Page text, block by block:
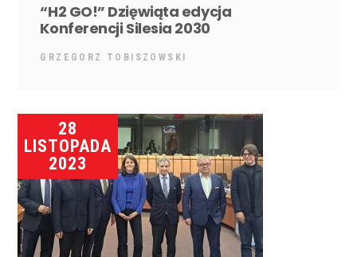
“H2 GO!” Dzięwiąta edycja
Konferencji Silesia 2030
GRZEGORZ TOBISZOWSKI
28
LISTOPADA
2023